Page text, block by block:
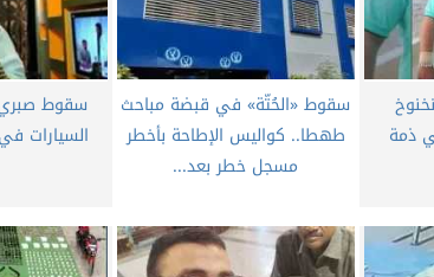
علي ذمة
سقوط «الحُتّة» في قبضة مباحث
طهطا.. كواليس الإطاحة بأخطر
مسجل خطر بعد...
​سقوط
السيارات